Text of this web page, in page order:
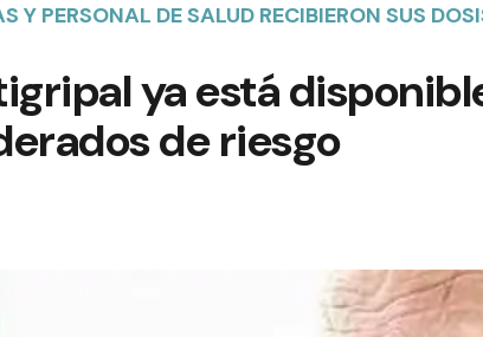
Y PERSONAL DE SALUD RECIBIERON SUS
ya está
de riesgo